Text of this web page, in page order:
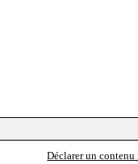
Déclarer un